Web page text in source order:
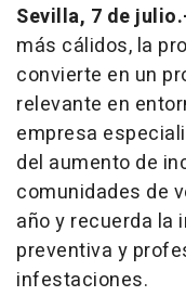
Sevilla, 7 de
más cálidos, la
convierte en un
relevante en
empresa
del aumento de
comunidades de
año y recuerda la
preventiva y
infestaciones.